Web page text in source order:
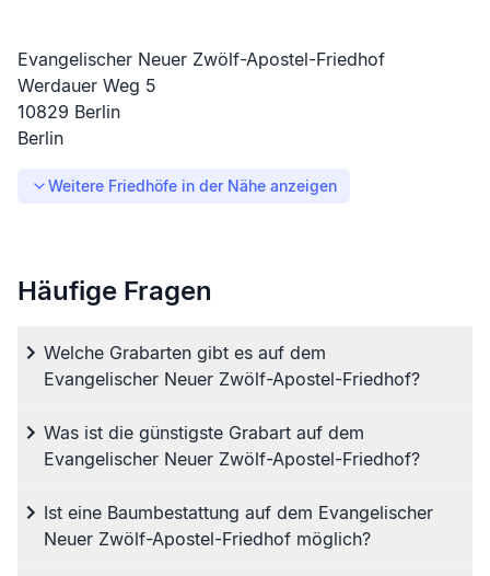
Evangelischer Neuer Zwölf-Apostel-Friedhof
Werdauer Weg 5
10829 Berlin
Berlin
Weitere Friedhöfe in der Nähe anzeigen
Häufige Fragen
Welche Grabarten gibt es auf dem
Evangelischer Neuer Zwölf-Apostel-Friedhof?
Was ist die günstigste Grabart auf dem
Evangelischer Neuer Zwölf-Apostel-Friedhof?
Ist eine Baumbestattung auf dem Evangelischer
Neuer Zwölf-Apostel-Friedhof möglich?